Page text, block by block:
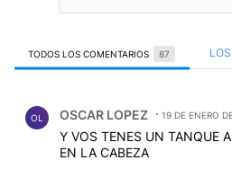
TODOS LOS COMENTARIOS 87
OL OSCAR LOPEZ 19 DE ENERO
Y VOS TENES UN TANQUE
EN LA CABEZA